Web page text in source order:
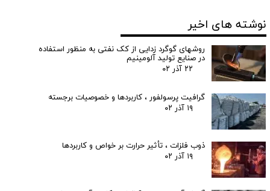
نوشته های اخیر
روشهای گوگرد زدایی از کک نفتی به منظور استفاده
در صنایع تولید آلومینیم
۲۲ آذر ۰۲
گرافیت پرسولفور ، کاربردها و خصوصیات برجسته
۱۹ آذر ۰۲
ذوب فلزات ، تأثیر حرارت بر خواص و کاربردها
۱۹ آذر ۰۲